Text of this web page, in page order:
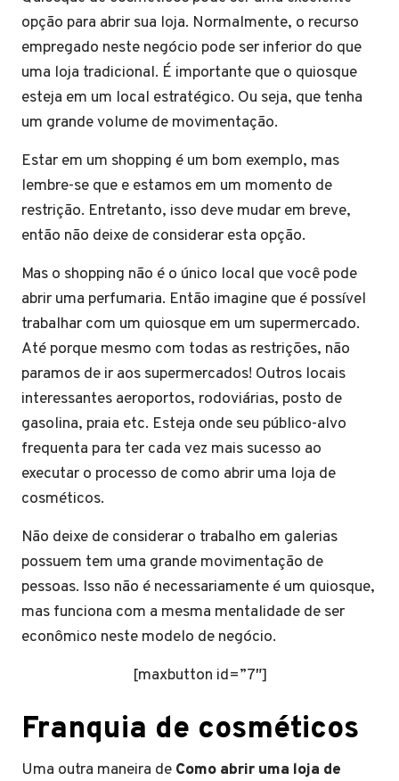
opção para abrir sua loja. Normalmente, o recurso
empregado neste negócio pode ser inferior do que
uma loja tradicional. É importante que o quiosque
esteja em um local estratégico. Ou seja, que tenha
um grande volume de movimentação.
Estar em um shopping é um bom exemplo, mas
lembre-se que e estamos em um momento de
restrição. Entretanto, isso deve mudar em breve,
então não deixe de considerar esta opção.
Mas o shopping não é o único local que você pode
abrir uma perfumaria. Então imagine que é possível
trabalhar com um quiosque em um supermercado.
Até porque mesmo com todas as restrições, não
paramos de ir aos supermercados! Outros locais
interessantes aeroportos, rodoviárias, posto de
gasolina, praia etc. Esteja onde seu público-alvo
frequenta para ter cada vez mais sucesso ao
executar o processo de como abrir uma loja de
cosméticos.
Não deixe de considerar o trabalho em galerias
possuem tem uma grande movimentação de
pessoas. Isso não é necessariamente é um quiosque,
mas funciona com a mesma mentalidade de ser
econômico neste modelo de negócio.
[maxbutton id=”7″]
Franquia de cosméticos
Uma outra maneira de Como abrir uma loja de